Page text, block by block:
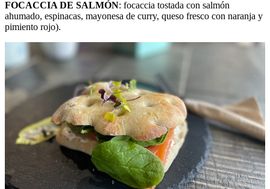
FOCACCIA DE SALMÓN: focaccia tostada con salmón
ahumado, espinacas, mayonesa de curry, queso fresco con naranja y
pimiento rojo).